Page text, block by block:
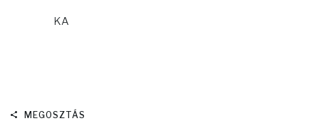
KA
MEGOSZTÁS